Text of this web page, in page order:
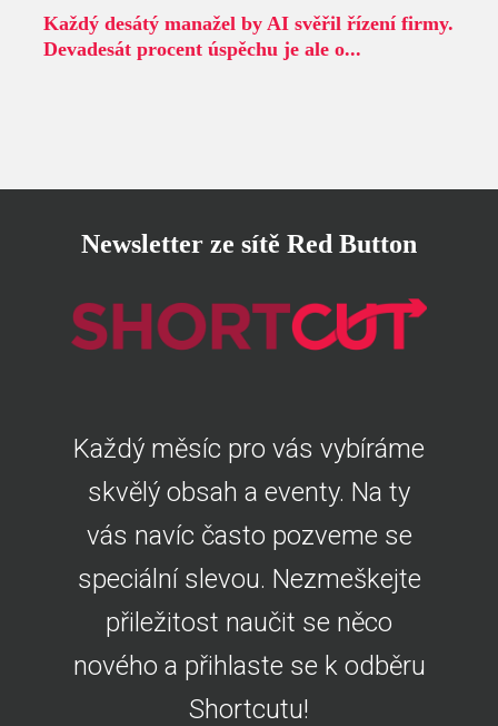
Každý desátý manažel by AI svěřil řízení firmy.
Devadesát procent úspěchu je ale o...
Newsletter ze sítě Red Button
Každý měsíc pro vás vybíráme
skvělý obsah a eventy. Na ty
vás navíc často pozveme se
speciální slevou. Nezmeškejte
přiležitost naučit se něco
nového a přihlaste se k odběru
Shortcutu!